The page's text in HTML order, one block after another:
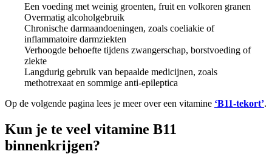
Een voeding met weinig groenten, fruit en volkoren granen
Overmatig alcoholgebruik
Chronische darmaandoeningen, zoals coeliakie of
inflammatoire darmziekten
Verhoogde behoefte tijdens zwangerschap, borstvoeding of
ziekte
Langdurig gebruik van bepaalde medicijnen, zoals
methotrexaat en sommige anti-epileptica
Op de volgende pagina lees je meer over een vitamine ‘B11-tekort’.
Kun je te veel vitamine B11
binnenkrijgen?